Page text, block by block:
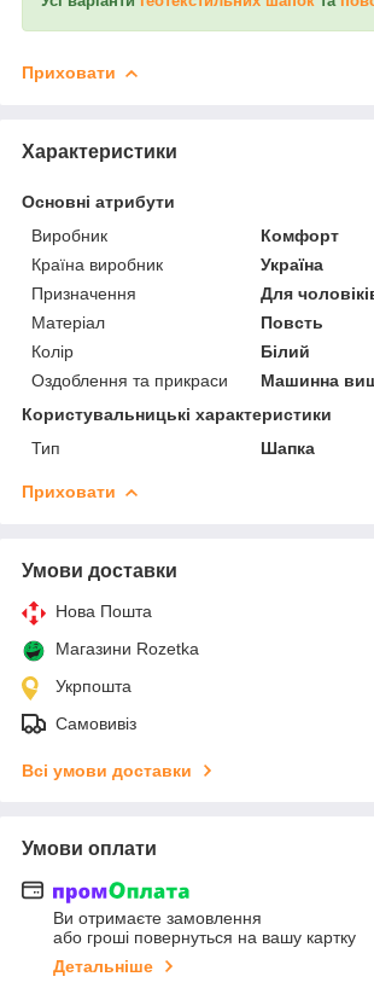
Приховати
Характеристики
Основні атрибути
Виробник
Комфорт
Країна виробник
Україна
Призначення
Для
Матеріал
Повсть
Колір
Білий
Оздоблення та прикраси
Машинна
Користувальницькі характеристики
Тип
Шапка
Приховати
Умови доставки
Нова Пошта
Магазини Rozetka
Укрпошта
Самовивіз
Всі умови доставки
Умови оплати
Ви отримаєте замовлення
або гроші повернуться на вашу картку
Детальніше